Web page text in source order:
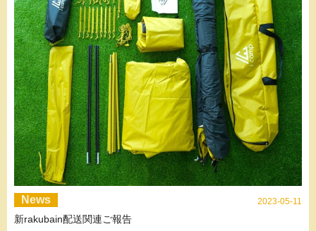
News 2023-05-11
新rakubain配送関連ご報告